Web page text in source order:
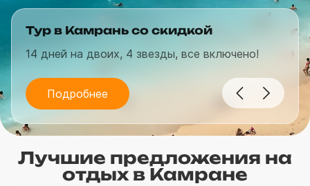
Тур в Камрань со скидкой
14 дней на двоих, 4 звезды, все включено!
Подробнее
Лучшие предложения на
отдых в Камране